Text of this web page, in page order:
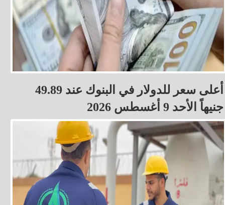
أعلى سعر للدولار في البنوك عند 49.89
جنيهاً الأحد 9 أغسطس 2026